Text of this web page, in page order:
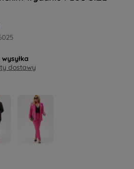
wysyłka
dostawy